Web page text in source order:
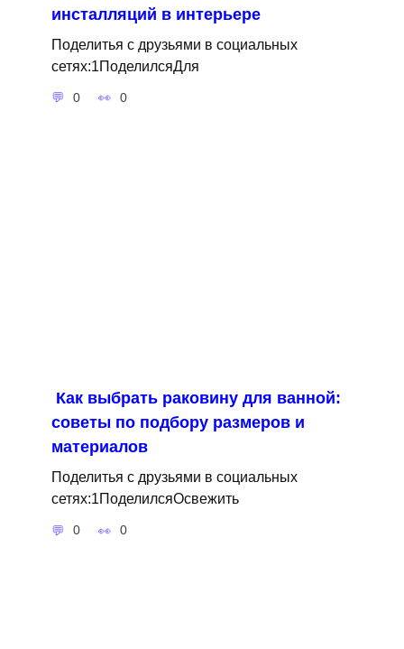
инсталляций в интерьере
Поделитья с друзьями в социальных
сетях:1ПоделилсяДля
0 0
Как выбрать раковину для ванной:
советы по подбору размеров и
материалов
Поделитья с друзьями в социальных
сетях:1ПоделилсяОсвежить
0 0